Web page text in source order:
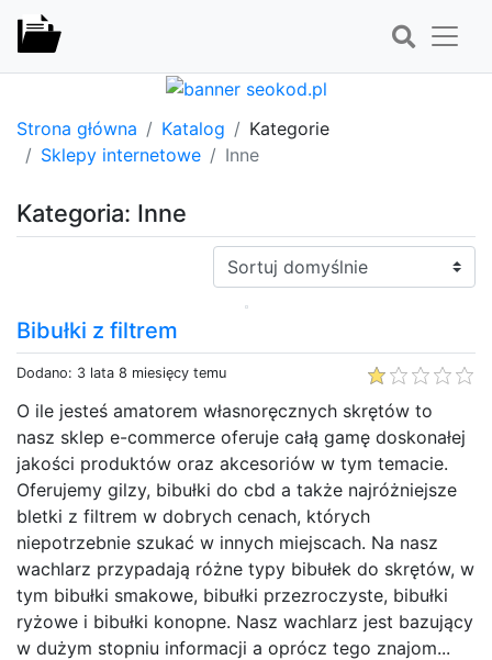
Strona główna Katalog
Kategorie
Sklepy internetowe
Inne
Kategoria: Inne
Sortuj:
Bibułki z filtrem
Dodano: 3 lata 8 miesięcy temu
O ile jesteś amatorem własnoręcznych skrętów to
nasz sklep e-commerce oferuje całą gamę doskonałej
jakości produktów oraz akcesoriów w tym temacie.
Oferujemy gilzy, bibułki do cbd a także najróżniejsze
bletki z filtrem w dobrych cenach, których
niepotrzebnie szukać w innych miejscach. Na nasz
wachlarz przypadają różne typy bibułek do skrętów, w
tym bibułki smakowe, bibułki przezroczyste, bibułki
ryżowe i bibułki konopne. Nasz wachlarz jest bazujący
w dużym stopniu informacji a oprócz tego znajom...